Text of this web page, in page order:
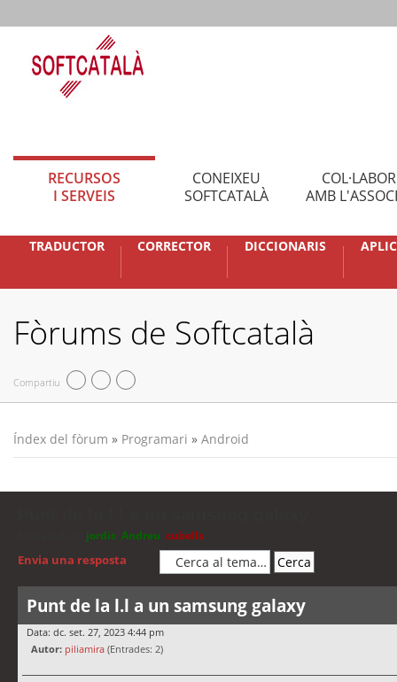
RECURSOS
I SERVEIS
CONEIXEU
SOFTCATALÀ
AMB
TRADUCTOR CORRECTOR DICCIONARIS
Fòrums de Softcatalà
Compartiu
Índex del fòrum » Programari » Android
jordis Andreu cubells
Envia una resposta
Punt de la l.l a un samsung galaxy
Data: dc. set. 27, 2023 4:44 pm
Autor: piliamira (Entrades: 2)